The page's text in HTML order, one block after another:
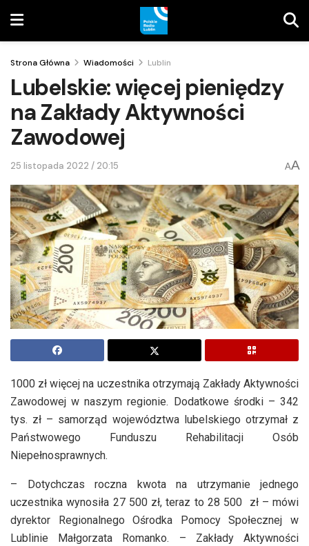
Strona Główna Wiadomości Lublin
Lubelskie: więcej pieniędzy
na Zakłady Aktywności
Zawodowej
25 listopada 2022 / 20:15 AA
1000 zł więcej na uczestnika otrzymają Zakłady Aktywności
Zawodowej w naszym regionie. Dodatkowe środki – 342
tys. zł – samorząd województwa lubelskiego otrzymał z
Państwowego Funduszu Rehabilitacji Osób
Niepełnosprawnych.
– Dotychczas roczna kwota na utrzymanie jednego
uczestnika wynosiła 27 500 zł, teraz to 28 500 zł – mówi
dyrektor Regionalnego Ośrodka Pomocy Społecznej w
Lublinie Małgorzata Romanko. – Zakłady Aktywności